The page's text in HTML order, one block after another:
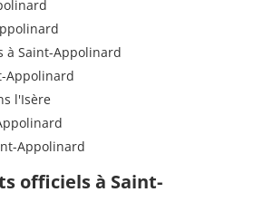
à Saint-Appolinard
Appolinard
l'Isère
Appolinard
officiels à Saint-